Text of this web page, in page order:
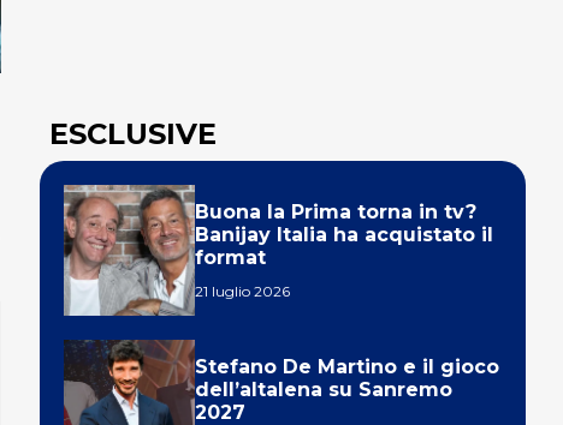
ESCLUSIVE
Buona la Prima torna in tv?
Banijay Italia ha acquistato il
format
21 luglio 2026
Stefano De Martino e il gioco
dell’altalena su Sanremo
2027